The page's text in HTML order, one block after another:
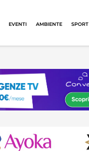
EVENTI AMBIENTE SPORT